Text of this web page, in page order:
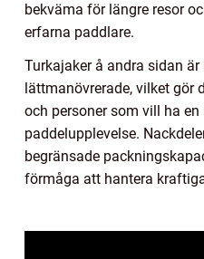
bekväma för längre resor
erfarna paddlare.
Turkajaker å andra sidan
lättmanövrerade, vilket gör
och personer som vill ha
paddelupplevelse.
begränsade
förmåga att hantera